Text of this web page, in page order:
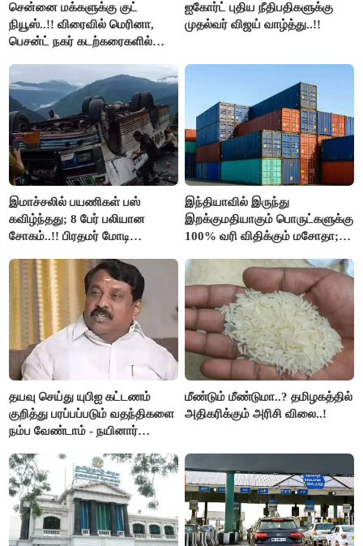
சென்னை மக்களுக்கு குட்
நியூஸ்..!! விரைவில் மெரினா,
பெசன்ட் நகர் கடற்கரைகளில்
ஐகோர்ட் புதிய நீதிபதிகளுக்கு
முதல்வர் விஜய் வாழ்த்து..!!
இமாச்சலில் பயணிகள் பஸ்
கவிழ்ந்தது; 8 பேர் பலியான
சோகம்..!! பிரதமர் மோடி
இந்தியாவில் இருந்து
இறக்குமதியாகும் பொருட்களுக்கு
100% வரி விதிக்கும் மசோதா;
தயவு செய்து யுபிஐ கட்டணம்
குறித்து பரப்பப்படும் வதந்திகளை
நம்ப வேண்டாம் - நயினார்
மீண்டும் மீண்டுமா..? தமிழகத்தில்
அதிகரிக்கும் அரிசி விலை..!